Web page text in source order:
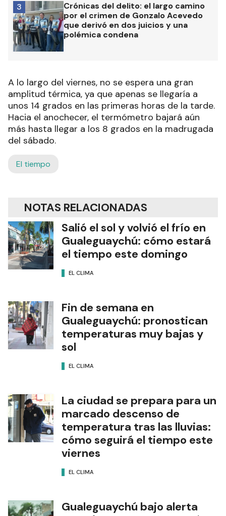
Crónicas del delito: el largo camino
por el crimen de Gonzalo Acevedo
que derivó en dos juicios y una
polémica condena
3
A lo largo del viernes, no se espera una gran
amplitud térmica, ya que apenas se llegaría a
unos 14 grados en las primeras horas de la tarde.
Hacia el anochecer, el termómetro bajará aún
más hasta llegar a los 8 grados en la madrugada
del sábado.
El tiempo
NOTAS RELACIONADAS
Salió el sol y volvió el frío en
Gualeguaychú: cómo estará
el tiempo este domingo
EL CLIMA
Fin de semana en
Gualeguaychú: pronostican
temperaturas muy bajas y
sol
EL CLIMA
La ciudad se prepara para un
marcado descenso de
temperatura tras las lluvias:
cómo seguirá el tiempo este
viernes
EL CLIMA
Gualeguaychú bajo alerta